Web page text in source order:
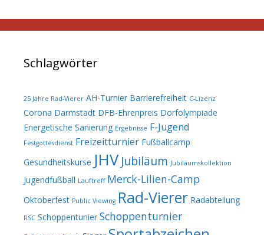
Schlagwörter
25 Jahre Rad-Vierer AH-Turnier Barrierefreiheit C-Lizenz
Corona Darmstadt DFB-Ehrenpreis Dorfolympiade
Energetische Sanierung Ergebnisse F-Jugend
Festgottesdienst Freizeitturnier Fußballcamp
Gesundheitskurse JHV Jubiläum Jubiläumskollektion
Jugendfußball Lauftreff Merck-Lilien-Camp
Oktoberfest Public Viewing Rad-Vierer Radabteilung
RSC Schoppentunier Schoppenturnier